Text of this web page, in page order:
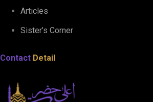
Articles
Sister’s Corner
Contact Detail